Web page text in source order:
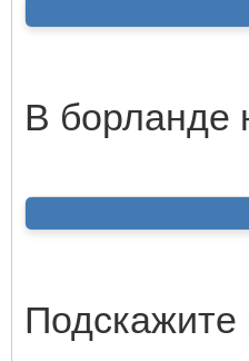
В борланде
Подскажите